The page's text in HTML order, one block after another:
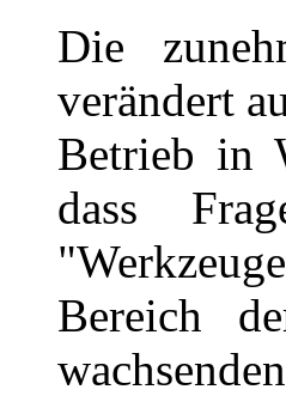
Die
verändert
Betrieb in
dass
Bereich